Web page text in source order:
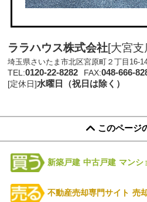
ララハウス株式会社[大宮支
埼玉県さいたま市北区宮原町２丁目16-
TEL:0120-22-8282 FAX:048-666-
[定休日]水曜日（祝日は除く）
このページ
新築戸建 中古戸建 マンシ
不動産売却専門サイト 売